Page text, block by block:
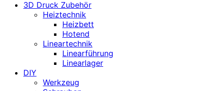
3D Druck Zubehör
Heiztechnik
Heizbett
Hotend
Lineartechnik
Linearführung
Linearlager
DIY
Werkzeug